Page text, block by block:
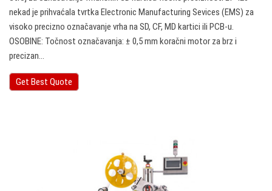
nekad je prihvaćala tvrtka Electronic Manufacturing Sevices (EMS) za
visoko precizno označavanje vrha na SD, CF, MD kartici ili PCB-u.
OSOBINE: Točnost označavanja: ± 0,5 mm koračni motor za brz i
precizan…
Get Best Quote